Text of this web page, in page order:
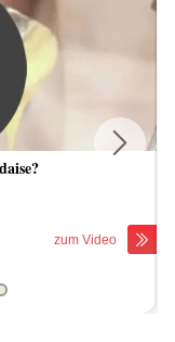
zum Video